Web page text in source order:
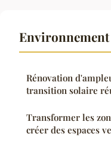
Rénovation
transition solaire
Transformer les
créer des espaces